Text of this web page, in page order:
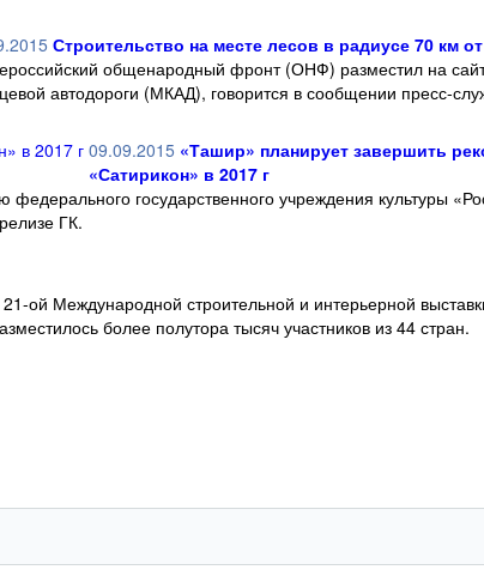
Строительство на месте лесов в радиусе 70 км
общенародный фронт (ОНФ) разместил на
автодороги (МКАД), говорится в сообщении пресс-
09.09.2015 «Ташир» планирует завершить
«Сатирикон» в 2017 г
государственного учреждения культуры
ГК.
ой Международной строительной и интерьерной
более полутора тысяч участников из 44 стран.